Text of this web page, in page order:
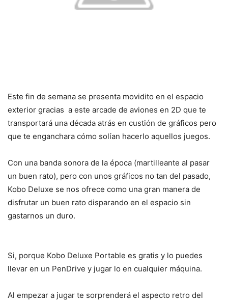
Este fin de semana se presenta movidito en el espacio
exterior gracias a este arcade de aviones en 2D que te
transportará una década atrás en custión de gráficos pero
que te enganchara cómo solían hacerlo aquellos juegos.
Con una banda sonora de la época (martilleante al pasar
un buen rato), pero con unos gráficos no tan del pasado,
Kobo Deluxe se nos ofrece como una gran manera de
disfrutar un buen rato disparando en el espacio sin
gastarnos un duro.
Si, porque Kobo Deluxe Portable es gratis y lo puedes
llevar en un PenDrive y jugar lo en cualquier máquina.
Al empezar a jugar te sorprenderá el aspecto retro del